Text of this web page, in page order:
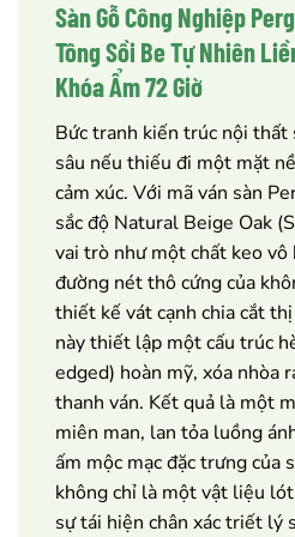
Sàn Gỗ Công Nghiệp
Tông Sồi Be Tự Nhiên
Khóa Ẩm 72 Giờ
Bức tranh kiến trúc nội thất
sâu nếu thiếu đi một mặt
cảm xúc. Với mã ván sàn
sắc độ Natural Beige Oak
vai trò như một chất keo vô
đường nét thô cứng của
thiết kế vát cạnh chia cắt
này thiết lập một cấu trúc
edged) hoàn mỹ, xóa nhòa
thanh ván. Kết quả là một
miên man, lan tỏa luồng
ấm mộc mạc đặc trưng của
không chỉ là một vật liệu
sự tái hiện chân xác triết lý